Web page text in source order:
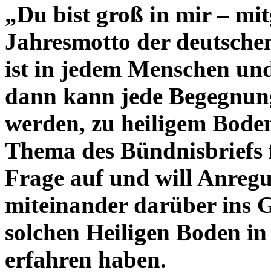
„Du bist groß in mir –
Jahresmotto der
ist in jedem Menschen
dann kann jede
werden, zu heiligem
Thema des
Frage auf und will
miteinander darüber ins
solchen Heiligen Boden
erfahren haben.